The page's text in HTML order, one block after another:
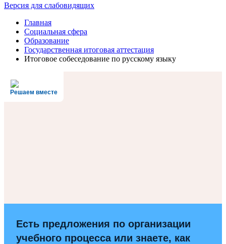
Версия для слабовидящих
Главная
Социальная сфера
Образование
Государственная итоговая аттестация
Итоговое собеседование по русскому языку
Решаем вместе
Есть предложения по организации
учебного процесса или знаете, как